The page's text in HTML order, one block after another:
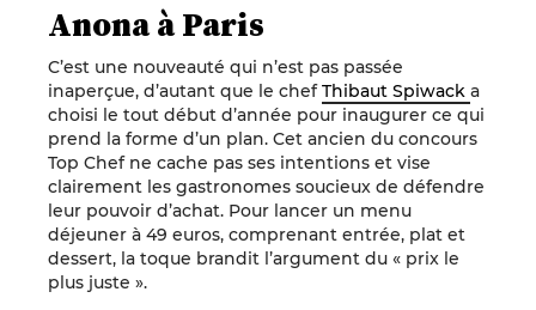
Anona à Paris
C’est une nouveauté qui n’est pas passée
inaperçue, d’autant que le chefThibaut Spiwack a
choisi le tout début d’année pour inaugurer ce qui
prend la forme d’un plan. Cet ancien du concours
Top Chef ne cache pas ses intentions et vise
clairement les gastronomes soucieux de défendre
leur pouvoir d’achat. Pour lancer un menu
déjeuner à 49 euros, comprenant entrée, plat et
dessert, la toque brandit l’argument du « prix le
plus juste ».